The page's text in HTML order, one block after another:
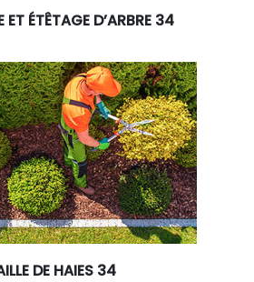
ÉTÊTAGE D’ARBRE 34
DE HAIES 34